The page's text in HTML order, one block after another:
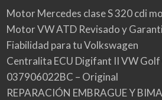
Motor Mercedes clase S 320 cdi
Motor VW ATD Revisado y
Fiabilidad para tu Volkswagen
Centralita ECU Digifant II VW
037906022BC – Original
REPARACIÓN EMBRAGUE Y